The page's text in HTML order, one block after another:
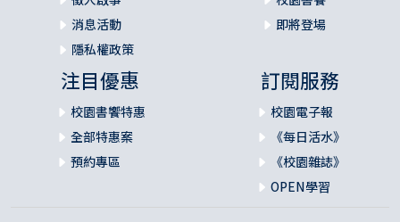
消息活動
隱私權政策
即將登場
注目優惠
校園書饗特惠
全部特惠案
預約專區
訂閱服務
校園電子報
《每日活水》
《校園雜誌》
OPEN學習